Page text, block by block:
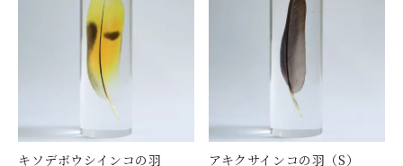
キソデボウシインコの羽
アキクサインコの羽（S）